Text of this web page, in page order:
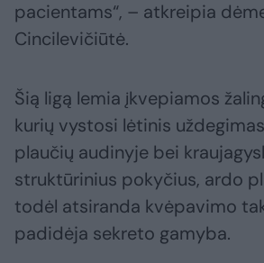
pacientams“, – atkreipia
Cincilevičiūtė.
Šią ligą lemia įkvepiamos
kurių vystosi lėtinis
plaučių audinyje bei
struktūrinius pokyčius, ardo
todėl atsiranda kvėpavimo
padidėja sekreto gamyba.